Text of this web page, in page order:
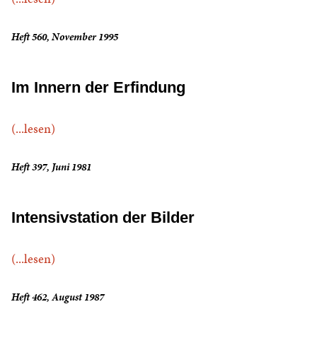
Heft 560, November 1995
Im Innern der Erfindung
(...lesen)
Heft 397, Juni 1981
Intensivstation der Bilder
(...lesen)
Heft 462, August 1987